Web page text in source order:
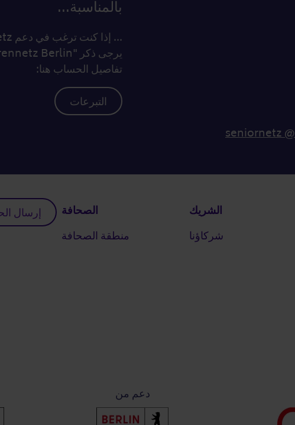
seniornetz
بالمناسبة...
تفاصيل الحساب هنا:
التبرعات
الشريك
شركاؤنا
الصحافة
منطقة الصحافة
إرسال
دعم من